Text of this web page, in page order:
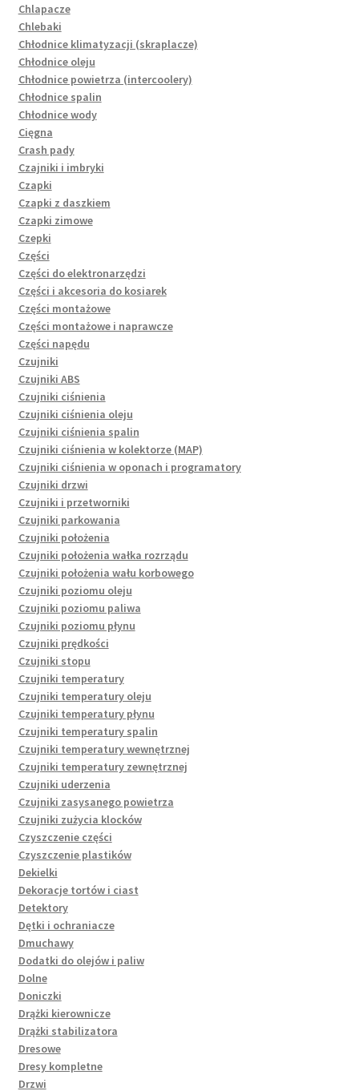
Chlapacze
Chlebaki
Chłodnice klimatyzacji (skraplacze)
Chłodnice oleju
Chłodnice powietrza (intercoolery)
Chłodnice spalin
Chłodnice wody
Cięgna
Crash pady
Czajniki i imbryki
Czapki
Czapki z daszkiem
Czapki zimowe
Czepki
Części
Części do elektronarzędzi
Części i akcesoria do kosiarek
Części montażowe
Części montażowe i naprawcze
Części napędu
Czujniki
Czujniki ABS
Czujniki ciśnienia
Czujniki ciśnienia oleju
Czujniki ciśnienia spalin
Czujniki ciśnienia w kolektorze (MAP)
Czujniki ciśnienia w oponach i programatory
Czujniki drzwi
Czujniki i przetworniki
Czujniki parkowania
Czujniki położenia
Czujniki położenia wałka rozrządu
Czujniki położenia wału korbowego
Czujniki poziomu oleju
Czujniki poziomu paliwa
Czujniki poziomu płynu
Czujniki prędkości
Czujniki stopu
Czujniki temperatury
Czujniki temperatury oleju
Czujniki temperatury płynu
Czujniki temperatury spalin
Czujniki temperatury wewnętrznej
Czujniki temperatury zewnętrznej
Czujniki uderzenia
Czujniki zasysanego powietrza
Czujniki zużycia klocków
Czyszczenie części
Czyszczenie plastików
Dekielki
Dekoracje tortów i ciast
Detektory
Dętki i ochraniacze
Dmuchawy
Dodatki do olejów i paliw
Dolne
Doniczki
Drążki kierownicze
Drążki stabilizatora
Dresowe
Dresy kompletne
Drzwi